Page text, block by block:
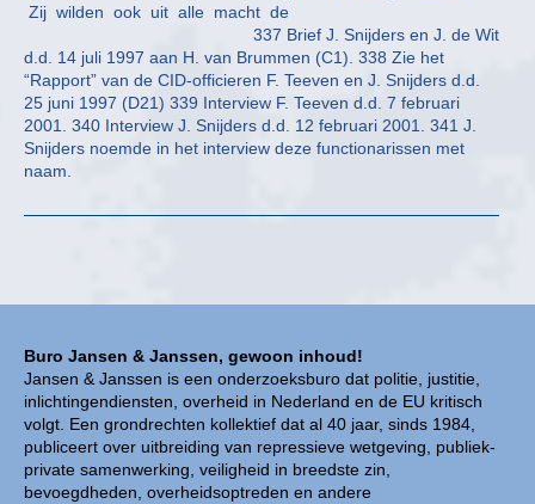
Buro Jansen & Janssen, gewoon inhoud!
Jansen & Janssen is een onderzoeksburo dat politie, justitie,
inlichtingendiensten, overheid in Nederland en de EU kritisch
volgt. Een grondrechten kollektief dat al 40 jaar, sinds 1984,
publiceert over uitbreiding van repressieve wetgeving, publiek-
private samenwerking, veiligheid in breedste zin,
bevoegdheden, overheidsoptreden en andere
Zij wilden ook uit alle macht de
337 Brief J. Snijders en J. de Wit
d.d. 14 juli 1997 aan H. van Brummen (C1). 338 Zie het
“Rapport” van de CID-officieren F. Teeven en J. Snijders d.d.
25 juni 1997 (D21) 339 Interview F. Teeven d.d. 7 februari
2001. 340 Interview J. Snijders d.d. 12 februari 2001. 341 J.
Snijders noemde in het interview deze functionarissen met
naam.